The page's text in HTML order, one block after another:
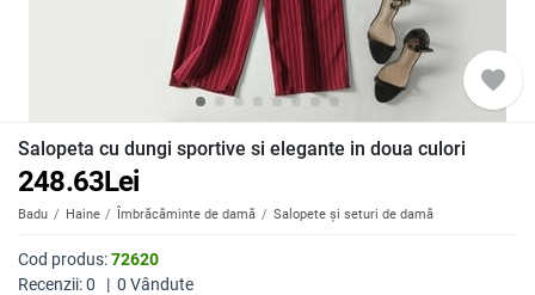
favorite
Salopeta cu dungi sportive si elegante in doua culori
248.63Lei
Badu Haine Îmbrăcăminte de damă Salopete și seturi de damă
Cod produs:72620
Recenzii:0 | 0 Vândute